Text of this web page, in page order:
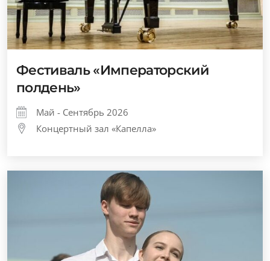
Фестиваль «Императорский
полдень»
Май - Сентябрь 2026
Концертный зал «Капелла»